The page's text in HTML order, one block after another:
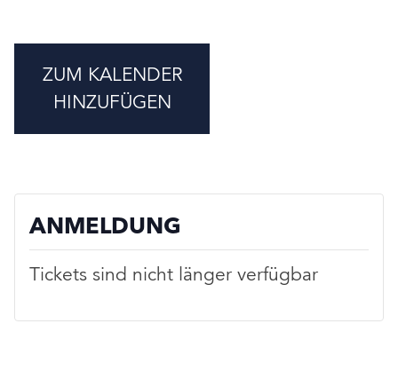
ZUM KALENDER
HINZUFÜGEN
ANMELDUNG
Tickets sind nicht länger verfügbar